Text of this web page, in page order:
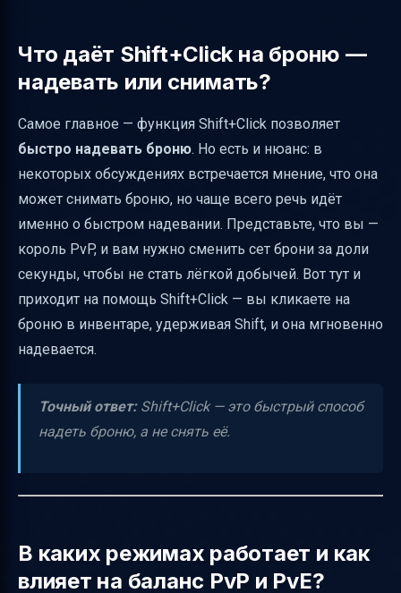
Метрики эффективности
Стиль и тон текста
FAQ — ответы на частые вопросы
Реальные сценарии использования
Настройки интерфейса и управления
Серверные правила и античит
Альтернативы и компромиссы
Полезные ссылки
Что даёт Shift+Click на броню —
надевать или снимать?
Самое главное — функция Shift+Click позволяет
быстро надевать броню. Но есть и нюанс: в
некоторых обсуждениях встречается мнение, что она
может снимать броню, но чаще всего речь идёт
именно о быстром надевании. Представьте, что вы —
король PvP, и вам нужно сменить сет брони за доли
секунды, чтобы не стать лёгкой добычей. Вот тут и
приходит на помощь Shift+Click — вы кликаете на
броню в инвентаре, удерживая Shift, и она мгновенно
надевается.
Точный ответ:Shift+Click — это быстрый способ
надеть броню, а не снять её.
В каких режимах работает и как
влияет на баланс PvP и PvE?